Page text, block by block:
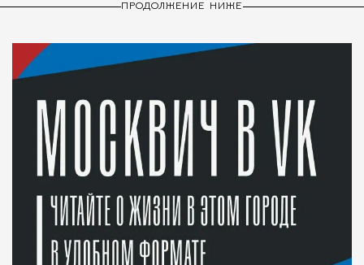
ПРОДОЛЖЕНИЕ НИЖЕ